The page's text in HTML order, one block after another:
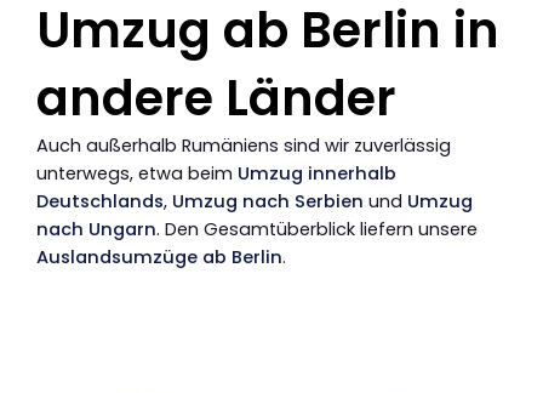
Umzug ab Berlin in
andere Länder
Auch außerhalb Rumäniens sind wir zuverlässig
unterwegs, etwa beim Umzug innerhalb
Deutschlands, Umzug nach Serbien und Umzug
nach Ungarn. Den Gesamtüberblick liefern unsere
Auslandsumzüge ab Berlin.